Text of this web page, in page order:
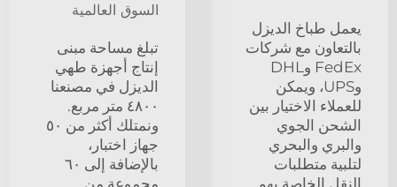
يعمل طباخ الديزل
بالتعاون مع شركات
FedEx وDHL
وUPS، ويمكن
للعملاء الاختيار بين
الشحن الجوي
والبري والبحري
لتلبية متطلبات
النقل الخاصة بهم
السوق العالمية
تبلغ مساحة مبنى
إنتاج أجهزة طهي
الديزل في مصنعنا
٤٨٠٠ متر مربع.
ونمتلك أكثر من ٥٠
جهاز اختبار،
بالإضافة إلى ٦٠
مجموعة من